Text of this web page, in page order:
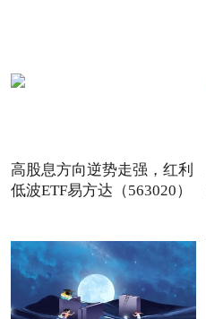
高股息方向逆势走强，红利
低波ETF易方达（563020）